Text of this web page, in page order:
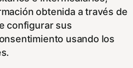
obtenida a través de
configurar sus
usando los